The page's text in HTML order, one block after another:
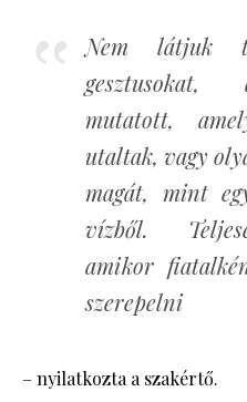
Nem látjuk
gesztusokat,
mutatott,
utaltak, vagy
magát, mint
vízből.
amikor
szerepelni
– nyilatkozta a szakértő.